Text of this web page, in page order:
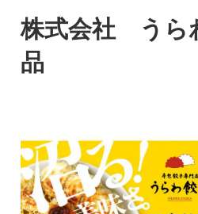
株式会社 うら
品